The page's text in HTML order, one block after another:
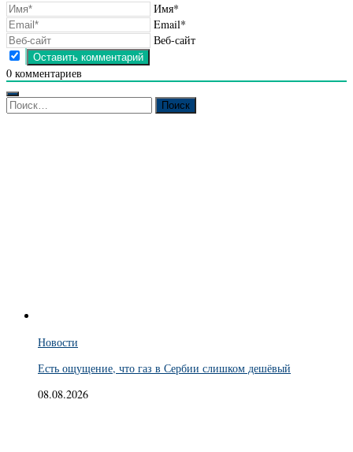
Имя*
Email*
Веб-сайт
0 комментариев
Найти:
Новости
Есть ощущение, что газ в Сербии слишком дешёвый
08.08.2026